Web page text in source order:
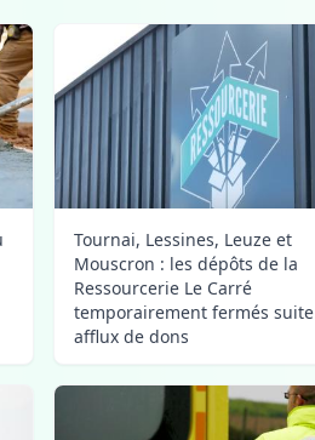
Tournai, Lessines, Leuze et
Mouscron : les dépôts de la
Ressourcerie Le Carré
temporairement fermés
afflux de dons